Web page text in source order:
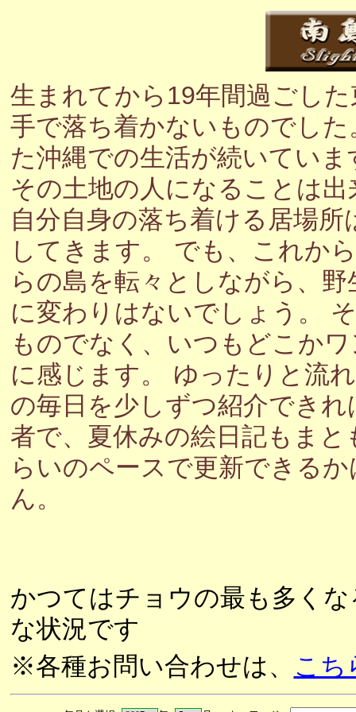
生まれてから19年間過ごし
手で落ち着かないものでし
た沖縄での生活が続いてい
その土地の人になることは
自分自身の落ち着ける居場
してきます。 でも、これか
らの島を転々としながら、
に変わりはないでしょう。
ものでなく、いつもどこか
に感じます。 ゆったりと流
の毎日を少しずつ紹介でき
者で、夏休みの絵日記もま
らいのペースで更新できる
ん。
かつてはチョウの最も多く
な状況です
※各種お問い合わせは、 こち